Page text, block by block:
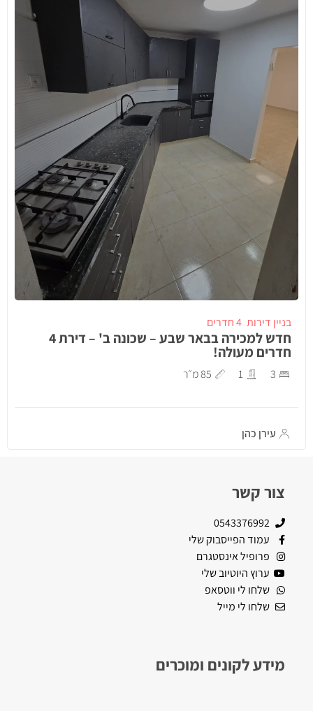
בניין דירות 4 חדרים
חדש למכירה בבאר שבע – שכונה ב' – דירת 4
חדרים מעולה!
3
1 85 מ״ר
עירן כהן
צור קשר
0543376992
עמוד הפייסבוק שלי
פרופיל אינסטגרם
ערוץ היוטיוב שלי
שלחו לי ווטסאפ
שלחו לי מייל
מידע לקונים ומוכרים